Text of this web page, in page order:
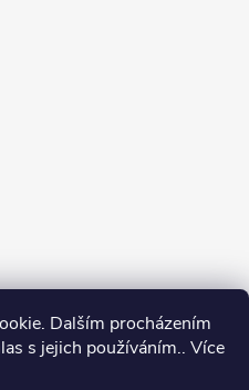
Dalším procházením
s jejich používáním.. Více